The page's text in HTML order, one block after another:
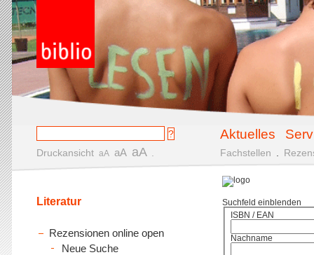
Aktuelles
Druckansicht aA aA aA Fachstellen
Suchfeld einblenden
ISBN / EAN
Nachname
Literatur
Rezensionen online open
Neue Suche